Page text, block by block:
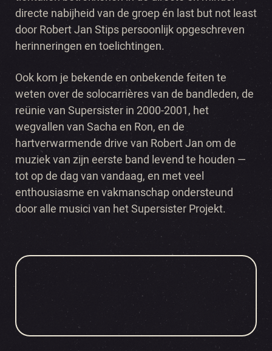
directe nabijheid van de groep én last but not least
door Robert Jan Stips persoonlijk opgeschreven
herinneringen en toelichtingen.
Ook kom je bekende en onbekende feiten te
weten over de solocarrières van de bandleden, de
reünie van Supersister in 2000-2001, het
wegvallen van Sacha en Ron, en de
hartverwarmende drive van Robert Jan om de
muziek van zijn eerste band levend te houden —
tot op de dag van vandaag, en met veel
enthousiasme en vakmanschap ondersteund
door alle musici van het Supersister Projekt.